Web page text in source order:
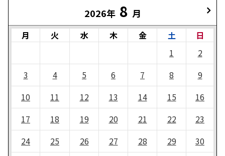
2026年 8 月
月 火 水 木 金 土
日
1
2
3
4 5 6 7 8
9
10
11 12 13 14 15
16
17
18 19 20 21 22
23
24
25 26 27 28 29
30